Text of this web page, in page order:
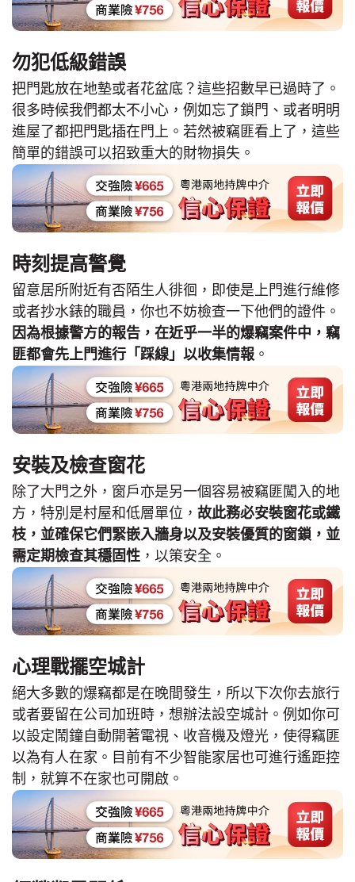
勿犯低級錯誤
把門匙放在地墊或者花盆底？這些招數早已過時了。
很多時候我們都太不小心，例如忘了鎖門、或者明明
進屋了都把門匙插在門上。若然被竊匪看上了，這些
簡單的錯誤可以招致重大的財物損失。
時刻提高警覺
留意居所附近有否陌生人徘徊，即使是上門進行維修
或者抄水錶的職員，你也不妨檢查一下他們的證件。
因為根據警方的報告，在近乎一半的爆竊案件中，竊
匪都會先上門進行「踩線」以收集情報 。
安裝及檢查窗花
除了大門之外，窗戶亦是另一個容易被竊匪闖入的地
方，特別是村屋和低層單位， 故此務必安裝窗花或鐵
枝，並確保它們緊嵌入牆身以及安裝優質的窗鎖，並
需定期檢查其穩固性 ，以策安全。
心理戰擺空城計
絕大多數的爆竊都是在晚間發生，所以下次你去旅行
或者要留在公司加班時，想辦法設空城計。例如你可
以設定鬧鐘自動開著電視、收音機及燈光，使得竊匪
以為有人在家。目前有不少智能家居也可進行遙距控
制，就算不在家也可開啟。